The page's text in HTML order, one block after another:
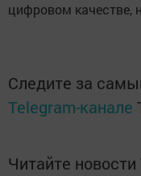
цифровом качестве,
Следите за
Telegram-канале
Читайте новости